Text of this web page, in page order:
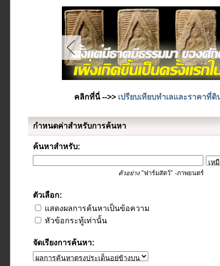
คลิกที่นี่ -->> เปรียบเทียบทำเลและราคาที่
กำหนดค่าสำหรับการค้นหา
ค้นหาสำหรับ:
ตัวอย่าง"ฟาร์มสัตว์" -ภาพยนตร์
ตัวเลือก:
แสดงผลการค้นหาเป็นข้อความ
หัวข้อกระทู้เท่านั้น
จัดเรียงการค้นหา: